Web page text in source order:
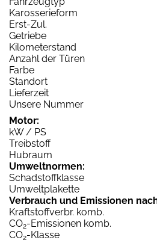
Karosserieform
Erst-Zul.
Getriebe
Kilometerstand
Anzahl der Türen
Farbe
Standort
Lieferzeit
Unsere Nummer
Motor:
kW / PS
Treibstoff
Hubraum
Umweltnormen:
Schadstoffklasse
Umweltplakette
Verbrauch und Emissionen
Kraftstoffverbr. komb.
CO2-Emissionen komb.
CO2-Klasse